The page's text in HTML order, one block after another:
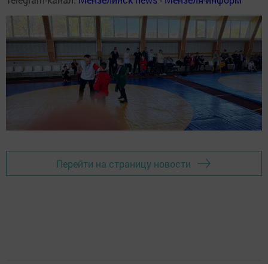
Перейти на страницу новости